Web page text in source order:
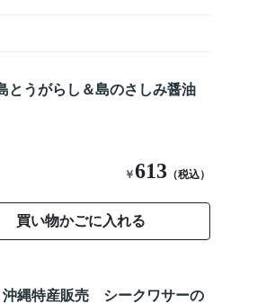
うがらし＆島のさしみ醤油
￥613 （税込）
買い物かごに入れる
縄特産販売 シークワサーの